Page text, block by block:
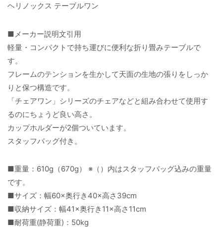
ヘリノックス テーブルワン
■メーカー説明文引用
軽量・コンパクトで持ち運びに便利な折り畳みテーブルで
す。
フレームのテンションを生かして天面の生地の張りをしっか
りと保つ構造です。
「チェアワン」シリーズのチェアなどと組み合わせて使用す
るのにちょうど良い高さ。
カップホルダーが2個ついています。
スタッフバッグ付き。
■重量：610g（670g） ※（）内はスタッフバッグ込みの重量
です。
■サイズ：幅60×奥行き40×高さ39cm
■収納サイズ：幅41×奥行き11×高さ11cm
■耐荷重(静荷重)：50kg